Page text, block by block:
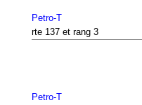
Petro-T
rte 137 et rang 3
Petro-T